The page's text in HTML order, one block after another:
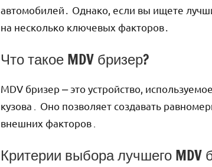
автомобилей․ Однако, если вы ищете
на несколько ключевых факторов․
Что такое MDV бризер?
MDV бризер ⎼ это устройство,
кузова․ Оно позволяет создавать
внешних факторов․
Критерии выбора лучшего MDV